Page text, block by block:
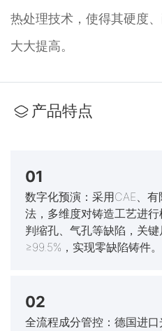
热处理技术，使得其硬度
大大提高。
产品特点
01
数字化预演：采用CAE、有
法，多维度对铸造工艺进
判缩孔、气孔等缺陷，关
≥99.5%，实现零缺陷铸件。
02
全流程成分管控：德国进